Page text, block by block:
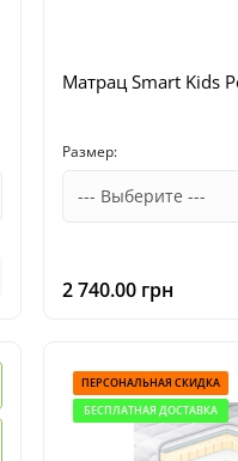
Матрац Smart Kids
Размер:
2 740.00 грн
ПЕРСОНАЛЬНАЯ СКИДКА
БЕСПЛАТНАЯ ДОСТАВКА